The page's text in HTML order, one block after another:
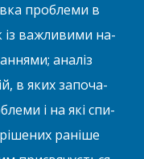
проблеми в
із важливими на­
аналіз
в яких започа­
і на які спи­
раніше